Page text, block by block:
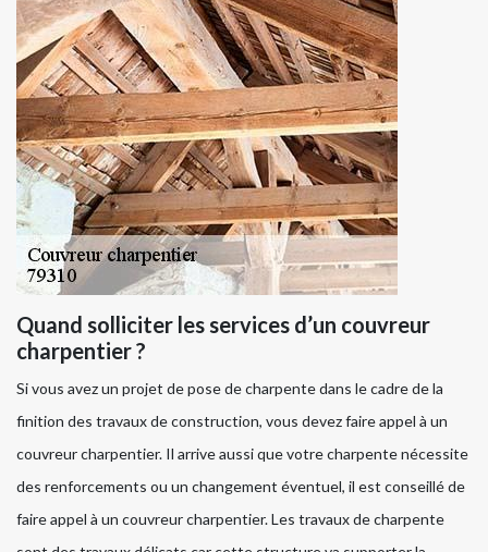
Quand solliciter les services d’un couvreur
charpentier ?
Si vous avez un projet de pose de charpente dans le cadre de la
finition des travaux de construction, vous devez faire appel à un
couvreur charpentier. Il arrive aussi que votre charpente nécessite
des renforcements ou un changement éventuel, il est conseillé de
faire appel à un couvreur charpentier. Les travaux de charpente